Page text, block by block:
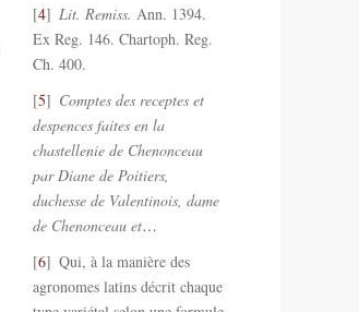
4 Lit. Remiss. Ann. 1394.
Ex Reg. 146. Chartoph. Reg.
Ch. 400.
5
Comptes des receptes et
despences faites en la
chastellenie de Chenonceau
par Diane de Poitiers,
duchesse de Valentinois, dame
de Chenonceau et…
6
Qui, à la manière des
agronomes latins décrit chaque